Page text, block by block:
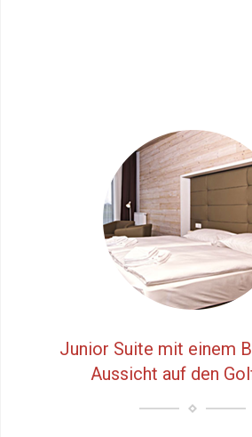
Junior Suite mit einem
Aussicht auf den